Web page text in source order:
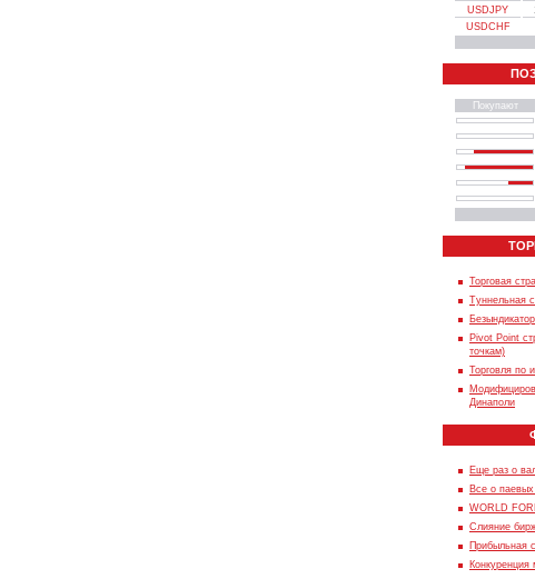
USDJPY
USDCHF
Покупают
Торговая
Туннельная
Pivot Point
точкам)
Торговля по
Динаполи
Еще раз о
Все о
WORLD
Слияние
Прибыльная
Конкуренция